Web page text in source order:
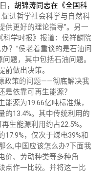
，胡锦涛同志在《全国科
促进哲学社会科学与自然科
供更好的理论指导”。另一
科学时报》报道：侯祥麟院
？”侯老着重谈的是石油问
题，其中包括石油问题。
做出决策。
政策的问题——彻底解决我
是依靠可再生能源？
源为19.66亿吨标准煤，
的13.4%。其中传统利用的
生能源利用约占22.5%。
，仅次于煤电39%和
么,中国应该怎么办?下面我
价、劳动种类等多种角
点作一比较。并将这一比